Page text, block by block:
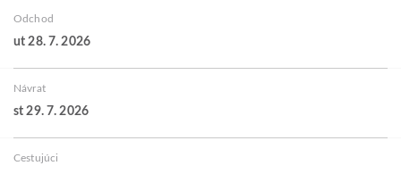
Odchod
ut 28. 7. 2026
Návrat
st 29. 7. 2026
Cestujúci